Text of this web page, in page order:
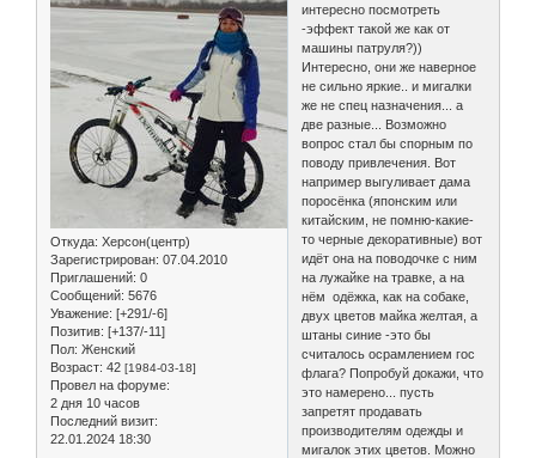
Откуда: Херсон(центр)
Зарегистрирован: 07.04.2010
Приглашений: 0
Сообщений: 5676
Уважение: [+291/-6]
Позитив: [+137/-11]
Пол: Женский
Возраст: 42 [1984-03-18]
Провел на форуме:
2 дня 10 часов
Последний визит:
22.01.2024 18:30
интересно посмотреть
-эффект такой же как от
машины патруля?))
Интересно, они же наверное
не сильно яркие.. и мигалки
же не спец назначения... а
две разные... Возможно
вопрос стал бы спорным по
поводу привлечения. Вот
например выгуливает дама
поросёнка (японским или
китайским, не помню-какие-
то черные декоративные) вот
идёт она на поводочке с ним
на лужайке на травке, а на
нём одёжка, как на собаке,
двух цветов майка желтая, а
штаны синие -это бы
считалось осрамлением гос
флага? Попробуй докажи, что
это намерено... пусть
запретят продавать
производителям одежды и
мигалок этих цветов. Можно